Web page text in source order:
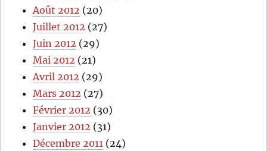
Août 2012 (20)
Juillet 2012 (27)
Juin 2012 (29)
Mai 2012 (21)
Avril 2012 (29)
Mars 2012 (27)
Février 2012 (30)
Janvier 2012 (31)
Décembre 2011 (24)